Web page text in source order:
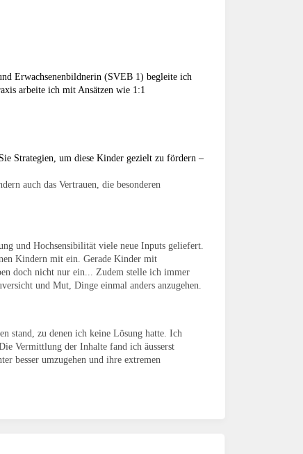
Erwachsenenbildnerin (SVEB 1) begleite ich
arbeite ich mit Ansätzen wie 1:1
Strategien, um diese Kinder gezielt zu fördern –
auch das Vertrauen, die besonderen
und Hochsensibilität viele neue Inputs geliefert.
Kindern mit ein. Gerade Kinder mit
doch nicht nur ein... Zudem stelle ich immer
und Mut, Dinge einmal anders anzugehen.
stand, zu denen ich keine Lösung hatte. Ich
Vermittlung der Inhalte fand ich äusserst
besser umzugehen und ihre extremen